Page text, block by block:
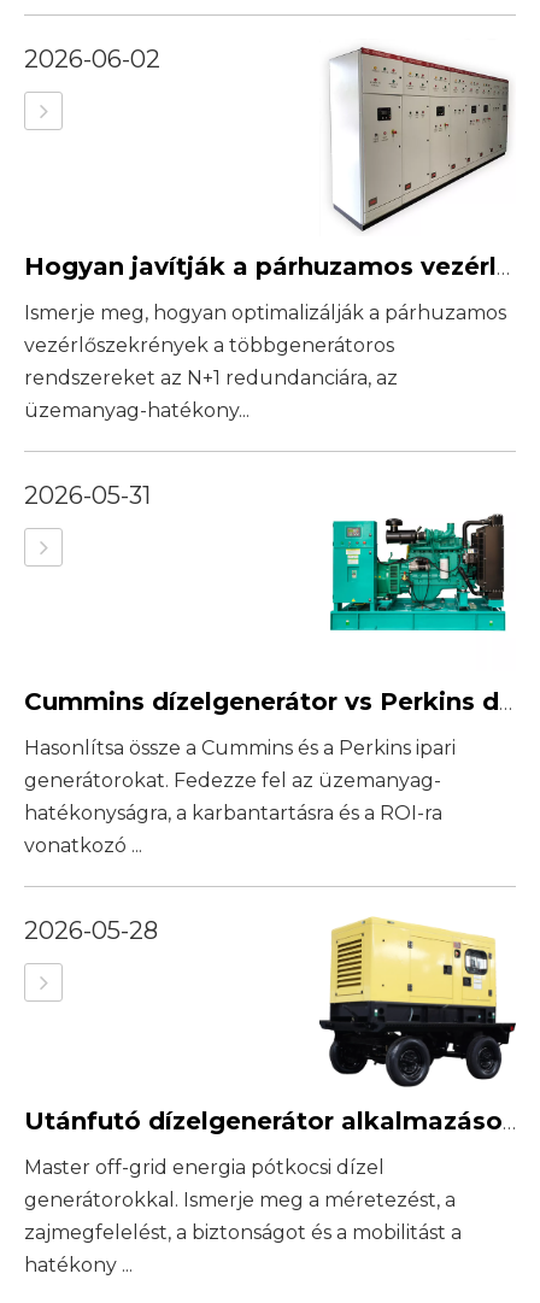
2026-06-02
Hogyan javítják a párhuzamos vezérlőszekrények a többgenerátoros energiarendszereket
Ismerje meg, hogyan optimalizálják a párhuzamos
vezérlőszekrények a többgenerátoros
rendszereket az N+1 redundanciára, az
üzemanyag-hatékony...
2026-05-31
Cummins dízelgenerátor vs Perkins dízelgenerátor: Kiválasztási útmutató
Hasonlítsa össze a Cummins és a Perkins ipari
generátorokat. Fedezze fel az üzemanyag-
hatékonyságra, a karbantartásra és a ROI-ra
vonatkozó ...
2026-05-28
Utánfutó dízelgenerátor alkalmazások kültéri eseményekhez és ideiglenes áramellátáshoz
Master off-grid energia pótkocsi dízel
generátorokkal. Ismerje meg a méretezést, a
zajmegfelelést, a biztonságot és a mobilitást a
hatékony ...